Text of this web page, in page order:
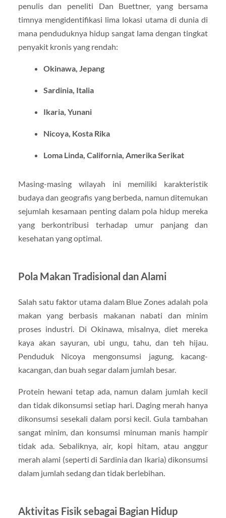
penulis dan peneliti Dan Buettner, yang bersama
timnya mengidentifikasi lima lokasi utama di dunia di
mana penduduknya hidup sangat lama dengan tingkat
penyakit kronis yang rendah:
Okinawa, Jepang
Sardinia, Italia
Ikaria, Yunani
Nicoya, Kosta Rika
Loma Linda, California, Amerika Serikat
Masing-masing wilayah ini memiliki karakteristik
budaya dan geografis yang berbeda, namun ditemukan
sejumlah kesamaan penting dalam pola hidup mereka
yang berkontribusi terhadap umur panjang dan
kesehatan yang optimal.
Pola Makan Tradisional dan Alami
Salah satu faktor utama dalam Blue Zones adalah pola
makan yang berbasis makanan nabati dan minim
proses industri. Di Okinawa, misalnya, diet mereka
kaya akan sayuran, ubi ungu, tahu, dan teh hijau.
Penduduk Nicoya mengonsumsi jagung, kacang-
kacangan, dan buah segar dalam jumlah besar.
Protein hewani tetap ada, namun dalam jumlah kecil
dan tidak dikonsumsi setiap hari. Daging merah hanya
dikonsumsi sesekali dalam porsi kecil. Gula tambahan
sangat minim, dan konsumsi minuman manis hampir
tidak ada. Sebaliknya, air, kopi hitam, atau anggur
merah alami (seperti di Sardinia dan Ikaria) dikonsumsi
dalam jumlah sedang dan tidak berlebihan.
Aktivitas Fisik sebagai Bagian Hidup